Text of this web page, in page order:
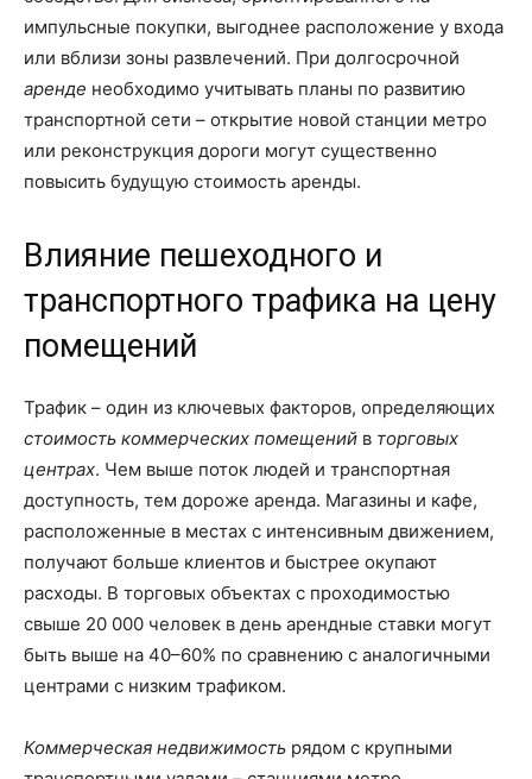
импульсные покупки, выгоднее расположение у входа
или вблизи зоны развлечений. При долгосрочной
аренде необходимо учитывать планы по развитию
транспортной сети – открытие новой станции метро
или реконструкция дороги могут существенно
повысить будущую стоимость аренды.
Влияние пешеходного и
транспортного трафика на цену
помещений
Трафик – один из ключевых факторов, определяющих
стоимость коммерческих помещений в торговых
центрах. Чем выше поток людей и транспортная
доступность, тем дороже аренда. Магазины и кафе,
расположенные в местах с интенсивным движением,
получают больше клиентов и быстрее окупают
расходы. В торговых объектах с проходимостью
свыше 20 000 человек в день арендные ставки могут
быть выше на 40–60% по сравнению с аналогичными
центрами с низким трафиком.
Коммерческая недвижимость рядом с крупными